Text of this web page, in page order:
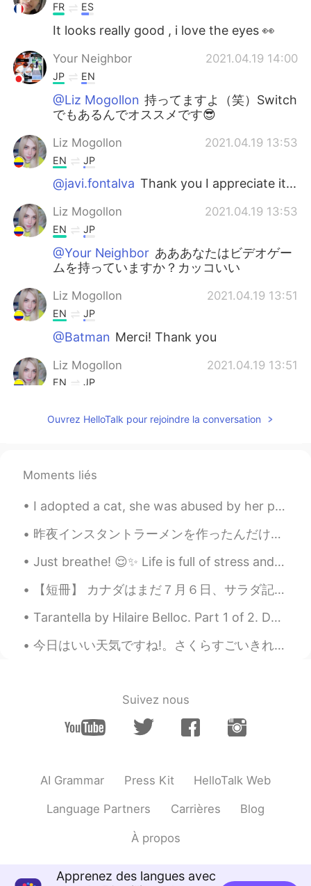
FR ES
It looks really good , i love the eyes 👀
Your Neighbor 2021.04.19 14:00
JP EN
@Liz Mogollon 持ってますよ（笑）Switch
でもあるんでオススメです😎
Liz Mogollon 2021.04.19 13:53
EN JP
@javi.fontalva Thank you I appreciate it...
Liz Mogollon 2021.04.19 13:53
EN JP
@Your Neighbor あああなたはビデオゲー
ムを持っていますか？カッコいい
Liz Mogollon 2021.04.19 13:51
EN JP
@Batman Merci! Thank you
Liz Mogollon 2021.04.19 13:51
EN JP
小説とゲームどっちも持ってます（笑）ド
Your Neighbor 2021.04.19 12:11
JP EN
リヴィアのゲラルト
Batman 2021.04.19 12:09
Joli coup de crayon. Bravo
I don’t know this character, but you are
Ouvrez HelloTalk pour rejoindre la conversation
Moments liés
I adopted a cat, she was abused by her previous owner and no one wanted her, she is only 1 year o...
昨夜インスタントラーメンを作ったんだけど1袋で足りないなーって思っててソーセージとチンゲン菜を入れて食べ終わったら普通にお腹いっぱいすぎたのでまたパッケージを見たらやっぱり1袋で2人前だった 絶...
Just breathe! 😌✨ Life is full of stress and worries.😣😥 Have some time for yourself to relax, re...
【短冊】 カナダはまだ７月６日、サラダ記念日です。 日本ではもう７月７日、七夕ですね。 サラダ記念日は実話ではないです。野球デートで唐揚げのお弁当が褒められたエピソードをアレンジした短歌です...
Tarantella by Hilaire Belloc. Part 1 of 2. Do you remember an Inn, Miranda? Do you remember a...
今日はいい天気ですね!。さくらすごいきれい。ロードトリップ(correct?)をしました。 Today was beautiful, the Sakura looked amazing. A ...
Suivez nous
AI Grammar Press Kit HelloTalk Web
Language Partners Carrières Blog
À propos
Apprenez des langues avec